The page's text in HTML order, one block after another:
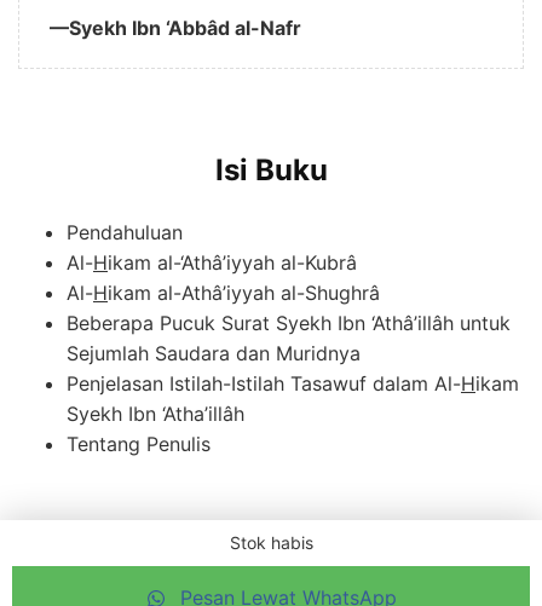
Stok habis
Pesan Lewat WhatsApp
—Syekh Ibn ‘Abbâd al-Nafr
Isi Buku
Pendahuluan
Al-Hikam al-‘Athâ’iyyah al-Kubrâ
Al-Hikam al-Athâ’iyyah al-Shughrâ
Beberapa Pucuk Surat Syekh Ibn ‘Athâ’illâh untuk
Sejumlah Saudara dan Muridnya
Penjelasan Istilah-Istilah Tasawuf dalam Al-Hikam
Syekh Ibn ‘Atha’illâh
Tentang Penulis
Copyright © 2026 Layanan Reseller Penerbit Qaf
Perlu bantuan?